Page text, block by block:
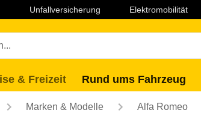
Unfallversicherung Elektromobilität
& Freizeit Rund ums Fahrzeug
Marken & Modelle Alfa Romeo